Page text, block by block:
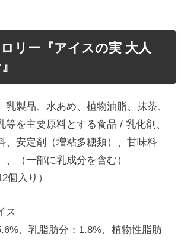
リー『アイスの実 大人
乳製品、水あめ、植物油脂、抹茶、
等を主要原料とする食品 / 乳化剤、
、安定剤（増粘多糖類）、甘味料
、（一部に乳成分を含む）
個入り）
ス
、乳脂肪分：1.8%、植物性脂肪